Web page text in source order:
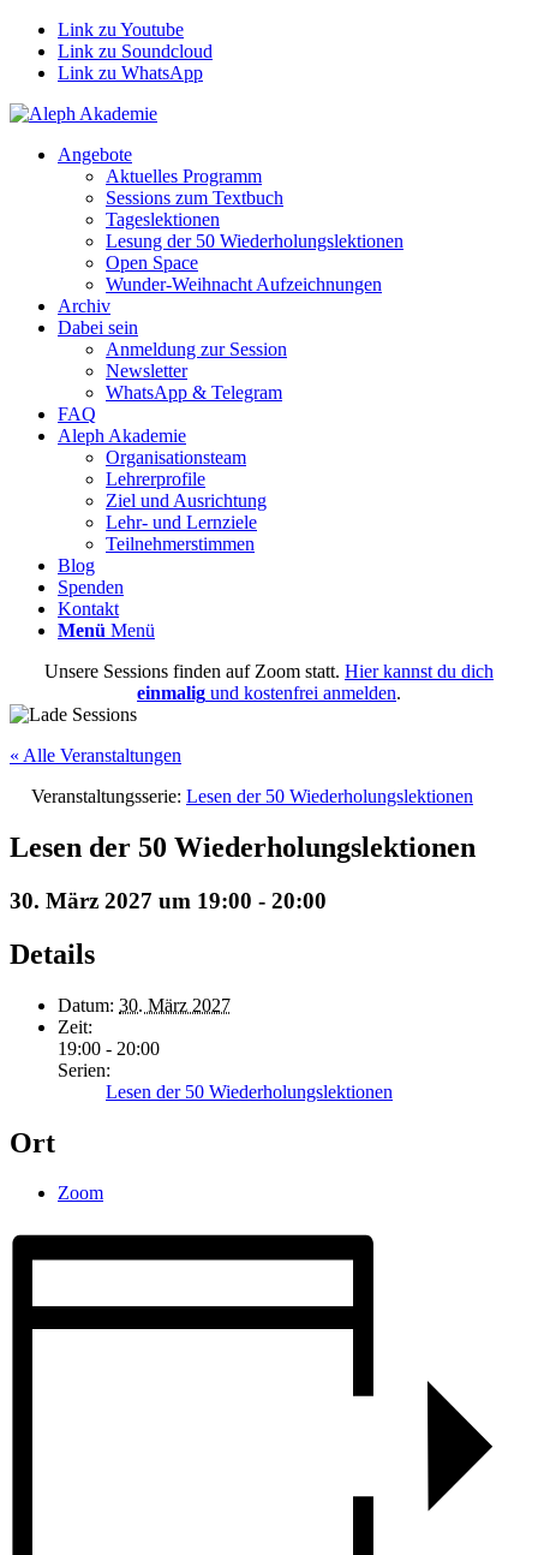
Link zu Youtube
Link zu Soundcloud
Link zu WhatsApp
Angebote
Aktuelles Programm
Sessions zum Textbuch
Tageslektionen
Lesung der 50 Wiederholungslektionen
Open Space
Wunder-Weihnacht Aufzeichnungen
Archiv
Dabei sein
Anmeldung zur Session
Newsletter
WhatsApp & Telegram
FAQ
Aleph Akademie
Organisationsteam
Lehrerprofile
Ziel und Ausrichtung
Lehr- und Lernziele
Teilnehmerstimmen
Blog
Spenden
Kontakt
Menü Menü
Unsere Sessions finden auf Zoom statt. Hier kannst du dich
einmalig und kostenfrei anmelden.
« Alle Veranstaltungen
Veranstaltungsserie: Lesen der 50 Wiederholungslektionen
Lesen der 50 Wiederholungslektionen
30. März 2027 um 19:00 - 20:00
Details
Datum: 30. März 2027
Zeit:
19:00 - 20:00
Serien:
Lesen der 50 Wiederholungslektionen
Ort
Zoom